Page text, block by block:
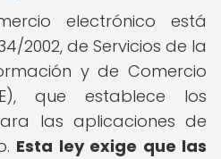
electrónico está
2002, de Servicios de la
y de Comercio
que establece los
las aplicaciones de
Esta ley exige que las